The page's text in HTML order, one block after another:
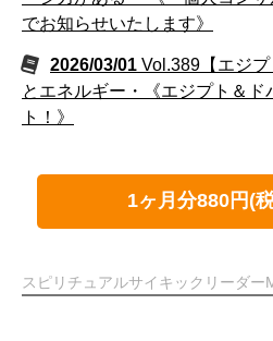
でお知らせいたします》
2026/03/01 Vol.389【エジ
とエネルギー・《エジプト＆ド
ト！》
1ヶ月分880円(
スピリチュアルサイキックリーダー